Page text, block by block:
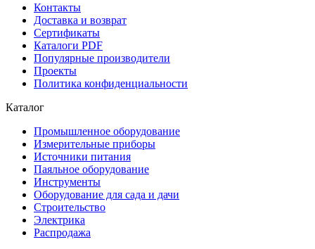
Контакты
Доставка и возврат
Сертификаты
Каталоги PDF
Популярные производители
Проекты
Политика конфиденциальности
Каталог
Промышленное оборудование
Измерительные приборы
Источники питания
Паяльное оборудование
Инструменты
Оборудование для сада и дачи
Строительство
Электрика
Распродажа